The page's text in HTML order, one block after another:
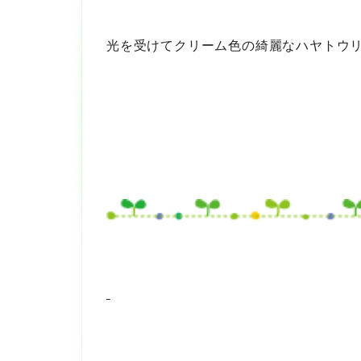
光を受けてクリーム色の綺麗なハヤトウ